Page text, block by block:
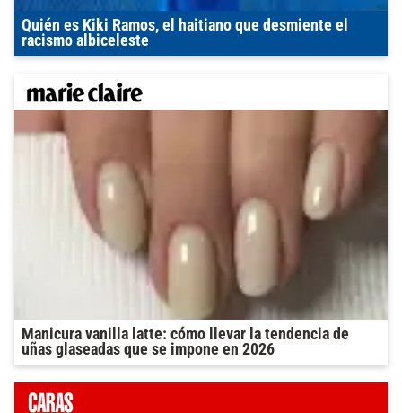
Quién es Kiki Ramos, el haitiano que desmiente el
racismo albiceleste
Manicura vanilla latte: cómo llevar la tendencia de
uñas glaseadas que se impone en 2026